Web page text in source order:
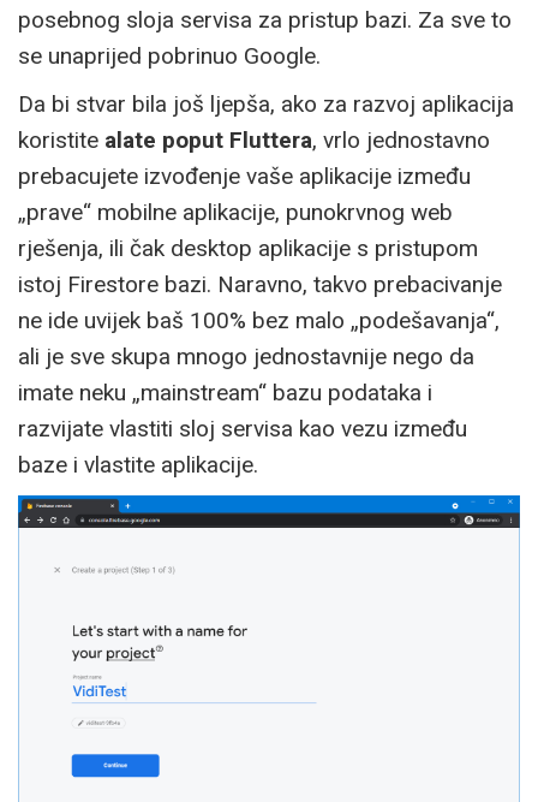
posebnog sloja servisa za pristup bazi. Za sve to
se unaprijed pobrinuo Google.
Da bi stvar bila još ljepša, ako za razvoj aplikacija
koristite alate poput Fluttera, vrlo jednostavno
prebacujete izvođenje vaše aplikacije između
„prave“ mobilne aplikacije, punokrvnog web
rješenja, ili čak desktop aplikacije s pristupom
istoj Firestore bazi. Naravno, takvo prebacivanje
ne ide uvijek baš 100% bez malo „podešavanja“,
ali je sve skupa mnogo jednostavnije nego da
imate neku „mainstream“ bazu podataka i
razvijate vlastiti sloj servisa kao vezu između
baze i vlastite aplikacije.